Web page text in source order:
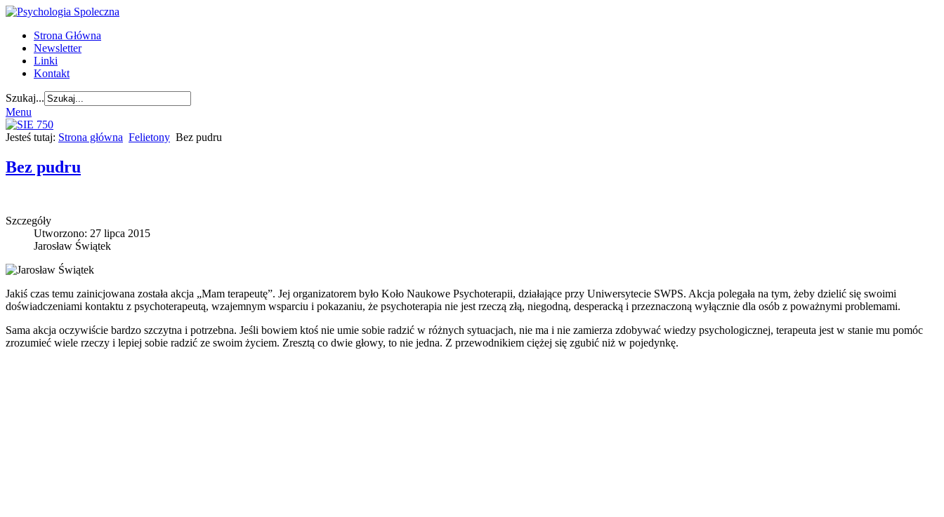
Strona Główna
Newsletter
Linki
Kontakt
Szukaj...
Menu
Jesteś tutaj: Strona główna Felietony Bez pudru
Bez pudru
Szczegóły
Utworzono: 27 lipca 2015
Jarosław Świątek
Jakiś czas temu zainicjowana została akcja „Mam terapeutę”. Jej organizatorem było Koło Naukowe Psychoterapii, działające przy Uniwersytecie SWPS. Akcja polegała na tym, żeby dzielić się swoimi
doświadczeniami kontaktu z psychoterapeutą, wzajemnym wsparciu i pokazaniu, że psychoterapia nie jest rzeczą złą, niegodną, desperacką i przeznaczoną wyłącznie dla osób z poważnymi problemami.
Sama akcja oczywiście bardzo szczytna i potrzebna. Jeśli bowiem ktoś nie umie sobie radzić w różnych sytuacjach, nie ma i nie zamierza zdobywać wiedzy psychologicznej, terapeuta jest w stanie mu pomóc
zrozumieć wiele rzeczy i lepiej sobie radzić ze swoim życiem. Zresztą co dwie głowy, to nie jedna. Z przewodnikiem ciężej się zgubić niż w pojedynkę.